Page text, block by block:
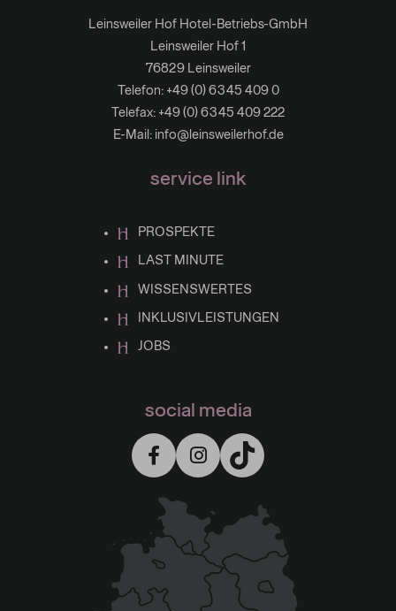
Leinsweiler Hof Hotel-Betriebs-GmbH
Leinsweiler Hof 1
76829 Leinsweiler
Telefon: +49 (0) 6345 409 0
Telefax: +49 (0) 6345 409 222
E-Mail: info@leinsweilerhof.de
service link
PROSPEKTE
LAST MINUTE
WISSENSWERTES
INKLUSIVLEISTUNGEN
JOBS
social media